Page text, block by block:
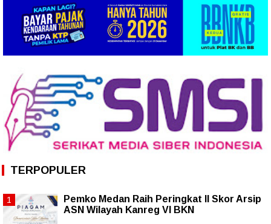
TERPOPULER
Pemko Medan Raih Peringkat II Skor Arsip
ASN Wilayah Kanreg VI BKN